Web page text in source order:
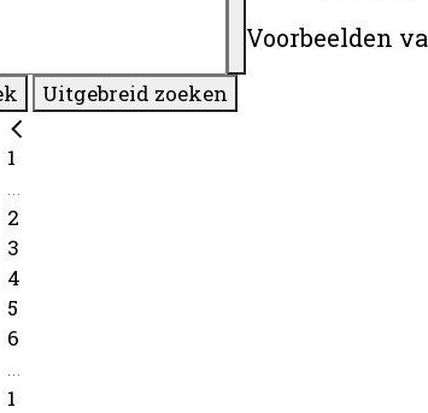
Voorbeelden
Uitgebreid zoeken
1
...
2
3
4
5
6
...
1